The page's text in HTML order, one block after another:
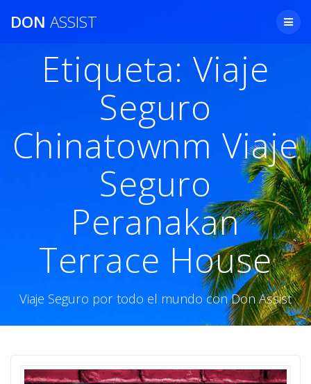
DON ASSIST
Etiqueta:Viaje
Seguro
Chinatownm Viaje
Seguro
Peranakan
Terrace House
Viaje Seguro por todo el mundo con Don Assist